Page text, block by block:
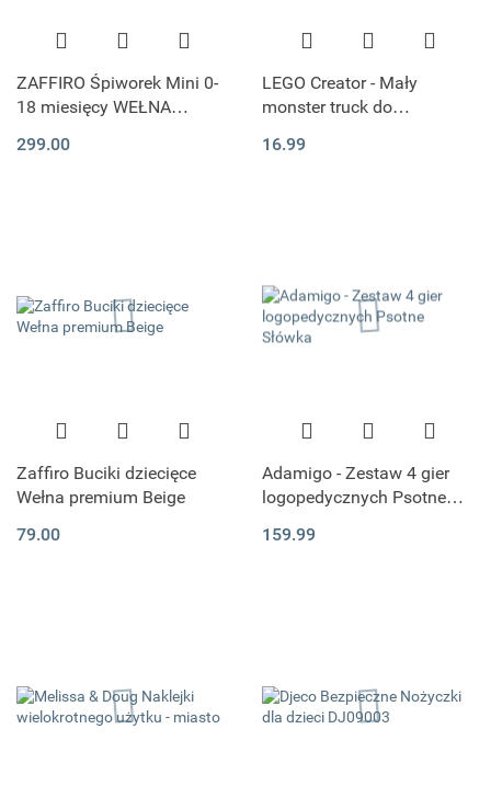
ZAFFIRO Śpiworek Mini 0-
18 miesięcy WEŁNA
299.00
LEGO Creator - Mały
monster truck do
16.99
Zaffiro Buciki dziecięce
Wełna premium Beige
79.00
Adamigo - Zestaw 4 gier
logopedycznych Psotne
159.99